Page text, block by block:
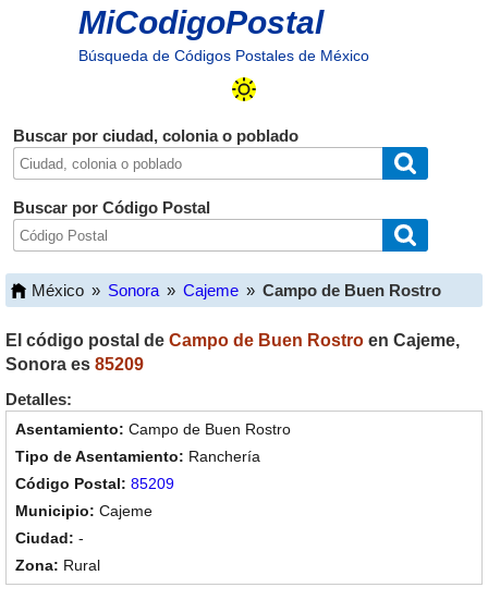
MiCodigoPostal
Búsqueda de Códigos Postales de México
Buscar por ciudad, colonia o poblado
Buscar por Código Postal
México » Sonora » Cajeme » Campo de Buen Rostro
El código postal de Campo de Buen Rostro en Cajeme,
Sonora es 85209
Detalles:
Campo de Buen Rostro
Ranchería
85209
Cajeme
-
Rural